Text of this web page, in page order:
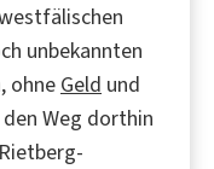
unbekannten
ohne Geld und
Weg dorthin